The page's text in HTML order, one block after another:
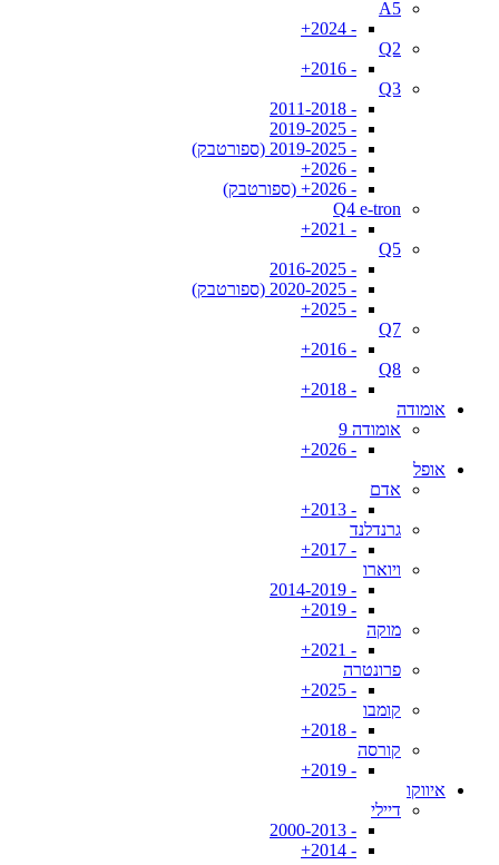
A5
- 2024+
Q2
- 2016+
Q3
- 2011-2018
- 2019-2025
- 2019-2025 (ספורטבק)
- 2026+
- 2026+ (ספורטבק)
Q4 e-tron
- 2021+
Q5
- 2016-2025
- 2020-2025 (ספורטבק)
- 2025+
Q7
- 2016+
Q8
- 2018+
אומודה
אומודה 9
- 2026+
אופל
אדם
- 2013+
גרנדלנד
- 2017+
ויוארו
- 2014-2019
- 2019+
מוקה
- 2021+
פרונטרה
- 2025+
קומבו
- 2018+
קורסה
- 2019+
איווקו
דיילי
- 2000-2013
- 2014+